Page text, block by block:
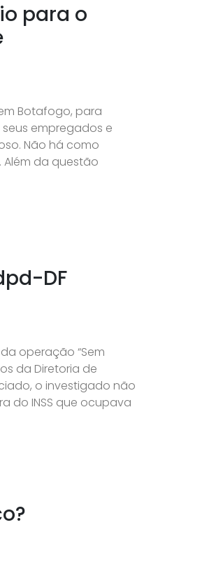
para o
Botafogo, para
empregados e
Não há como
da questão
DF
operação “Sem
da Diretoria de
o investigado não
do INSS que ocupava